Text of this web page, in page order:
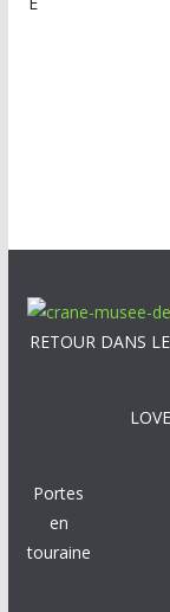
RETOUR DANS
Portes
en
touraine